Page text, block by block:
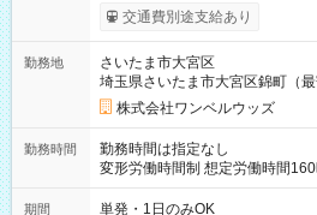
いOK！（規定あり） ┗働いたそ
ンビニATMから 日払い分を引き落とせます
交通費別途支給あり
勤務地
さいたま市大宮区
埼玉県さいたま市大宮区錦町（最
株式会社ワンベルウッズ
勤務時間
勤務時間は指定なし
変形労働時間制 想定労働時間160時間/月 【シフト
～21：00
期間 単発・1日のみOK